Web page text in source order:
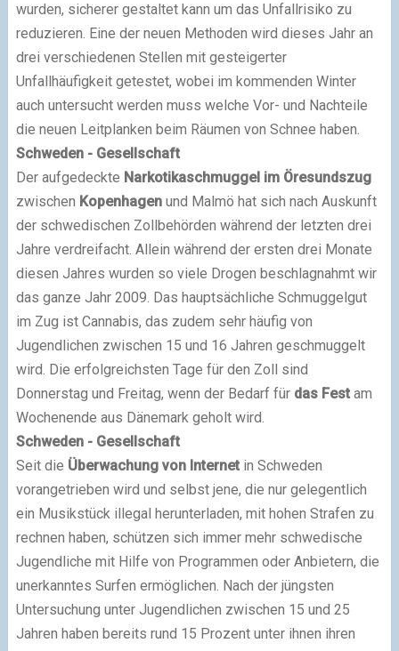
wurden, sicherer gestaltet kann um das Unfallrisiko zu
reduzieren. Eine der neuen Methoden wird dieses Jahr an
drei verschiedenen Stellen mit gesteigerter
Unfallhäufigkeit getestet, wobei im kommenden Winter
auch untersucht werden muss welche Vor- und Nachteile
die neuen Leitplanken beim Räumen von Schnee haben.
Schweden - Gesellschaft
Der aufgedeckte Narkotikaschmuggel im Öresundszug
zwischen Kopenhagenund Malmö hat sich nach Auskunft
der schwedischen Zollbehörden während der letzten drei
Jahre verdreifacht. Allein während der ersten drei Monate
diesen Jahres wurden so viele Drogen beschlagnahmt wir
das ganze Jahr 2009. Das hauptsächliche Schmuggelgut
im Zug ist Cannabis, das zudem sehr häufig von
Jugendlichen zwischen 15 und 16 Jahren geschmuggelt
wird. Die erfolgreichsten Tage für den Zoll sind
Donnerstag und Freitag, wenn der Bedarf für das Festam
Wochenende aus Dänemark geholt wird.
Schweden - Gesellschaft
Seit die Überwachung von Internetin Schweden
vorangetrieben wird und selbst jene, die nur gelegentlich
ein Musikstück illegal herunterladen, mit hohen Strafen zu
rechnen haben, schützen sich immer mehr schwedische
Jugendliche mit Hilfe von Programmen oder Anbietern, die
unerkanntes Surfen ermöglichen. Nach der jüngsten
Untersuchung unter Jugendlichen zwischen 15 und 25
Jahren haben bereits rund 15 Prozent unter ihnen ihren